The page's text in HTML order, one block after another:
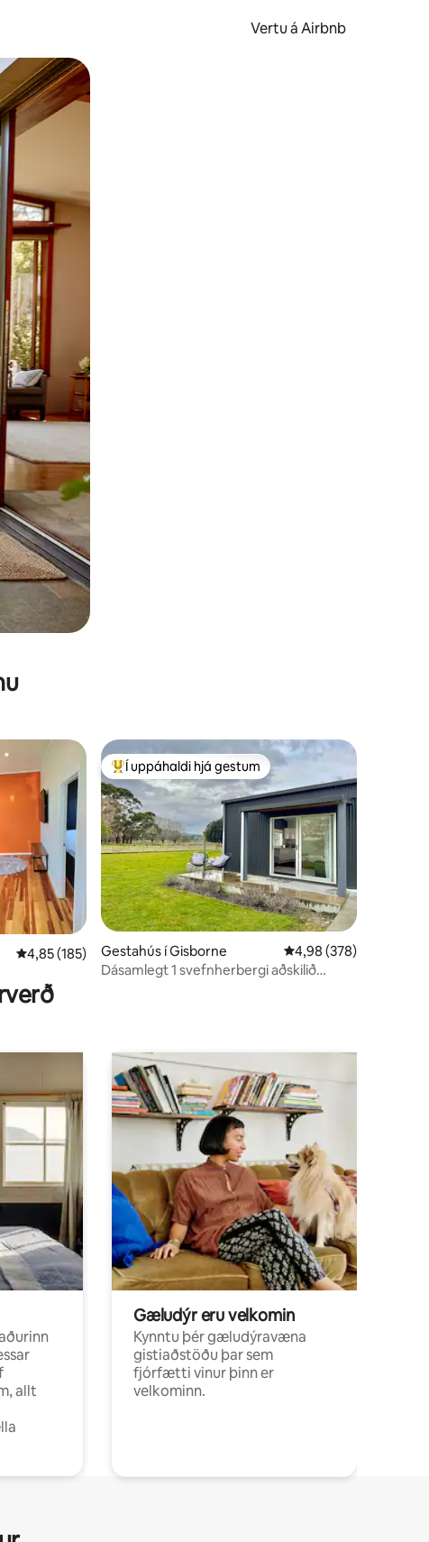
Vertu á Airbnb
4,85 af 5 í meðaleinkunn, 185 umsagnir
4,85 (185)
Í mestu uppáhaldi hjá gestum
Í uppáhaldi hjá gestum
Gestahús í Gisborne 4,98 af 5 í
4,98 (378)
Dásamlegt 1 svefnherbergi aðskilið
allt
Gæludýr eru velkomin
Kynntu þér gæludýravæna
gistiaðstöðu þar sem
fjórfætti vinur þinn er
velkominn.